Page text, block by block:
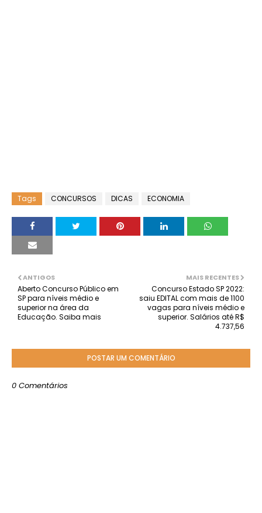
Tags CONCURSOS DICAS ECONOMIA
MAIS RECENTES
Concurso Estado SP 2022:
saiu EDITAL com mais de 1100
vagas para níveis médio e
superior. Salários até R$
4.737,56
ANTIGOS
Aberto Concurso Público em
SP para níveis médio e
superior na área da
Educação. Saiba mais
POSTAR UM COMENTÁRIO
0 Comentários